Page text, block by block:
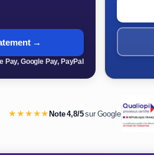
→
Pay, Google Pay, PayPal
★★★★★Note 4,8/5sur Google